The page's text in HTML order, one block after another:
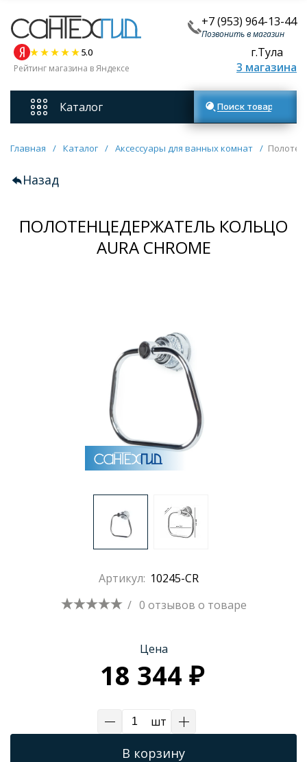
+7 (953) 964-13-44
Позвонить в магазин
5.0
Рейтинг магазина в Яндексе
г.Тула
3 магазина
Каталог
Смесители
Унитазы
Мебель для ванных комнат
Душевые кабины
Полотенцесушители
Аксессуары для ванных комнат
Душевые поддоны
Душевые уголки и ограждения
Поиск товаров
Главная / Каталог / Аксессуары для ванных комнат /
Назад
ПОЛОТЕНЦЕДЕРЖАТЕЛЬ КОЛЬЦО
AURA CHROME
Артикул: 10245-CR
/ 0 отзывов о товаре
Цена
18 344 ₽
шт
В корзину